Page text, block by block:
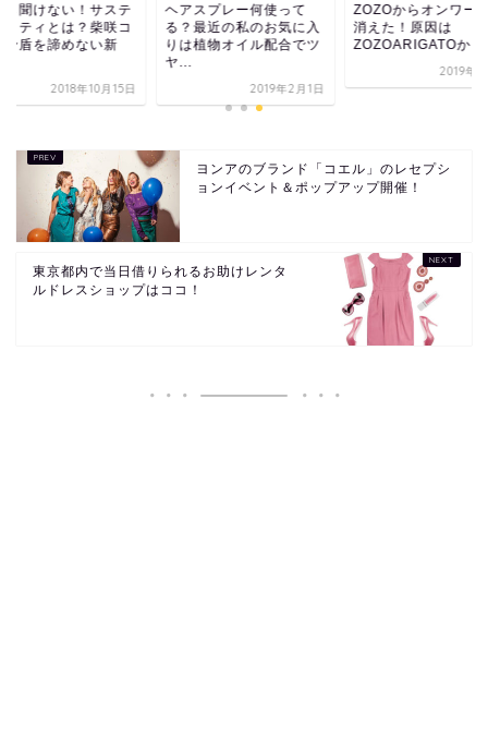
ら聞けない！サステ
リティとは？柴咲コ
矛盾を諦めない新
2018年10月15日
ヘアスプレー何使って
る？最近の私のお気に入
りは植物オイル配合でツ
ヤ...
2019年2月1日
ZOZOからオンワー
消えた！原因は
ZOZOARIGATOか
2019年1
ヨンアのブランド「コエル」のレセプシ
ョンイベント＆ポップアップ開催！
東京都内で当日借りられるお助けレンタ
ルドレスショップはココ！